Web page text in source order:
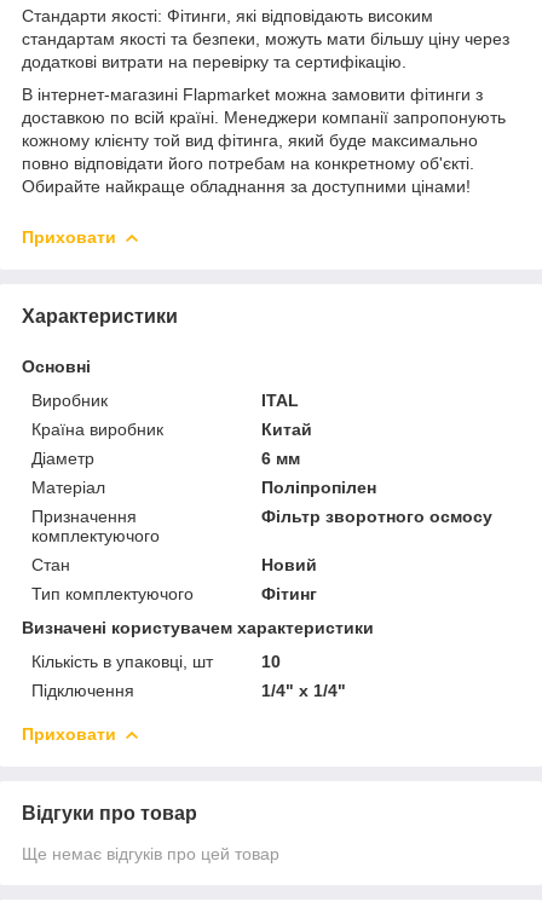
Стандарти якості: Фітинги, які відповідають високим
стандартам якості та безпеки, можуть мати більшу ціну через
додаткові витрати на перевірку та сертифікацію.
В інтернет-магазині Flapmarket можна замовити фітинги з
доставкою по всій країні. Менеджери компанії запропонують
кожному клієнту той вид фітинга, який буде максимально
повно відповідати його потребам на конкретному об'єкті.
Обирайте найкраще обладнання за доступними цінами!
Приховати
Характеристики
Основні
Виробник
ITAL
Країна виробник
Китай
Діаметр
6 мм
Матеріал
Поліпропілен
Призначення
комплектуючого
Фільтр зворотного осмосу
Стан
Новий
Тип комплектуючого
Фітинг
Визначені користувачем характеристики
Кількість в упаковці, шт
10
Підключення
1/4" x 1/4"
Приховати
Відгуки про товар
Ще немає відгуків про цей товар